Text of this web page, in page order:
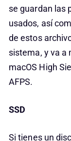
se guardan las
usados, así
de estos
sistema, y va a
macOS High
AFPS.
SSD
Si tienes un